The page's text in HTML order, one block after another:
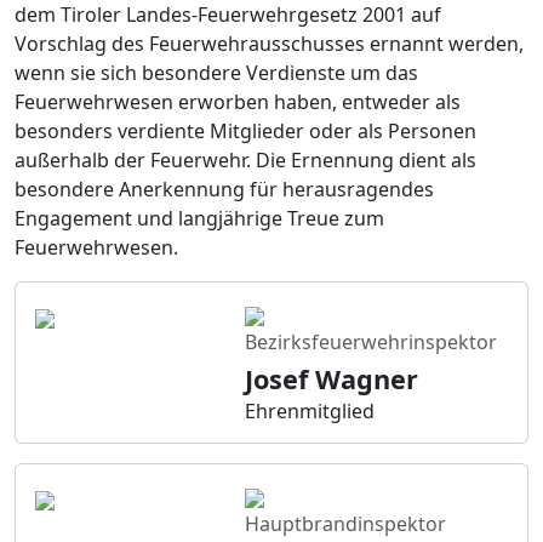
dem Tiroler Landes-Feuerwehrgesetz 2001 auf
Vorschlag des Feuerwehrausschusses ernannt werden,
wenn sie sich besondere Verdienste um das
Feuerwehrwesen erworben haben, entweder als
besonders verdiente Mitglieder oder als Personen
außerhalb der Feuerwehr. Die Ernennung dient als
besondere Anerkennung für herausragendes
Engagement und langjährige Treue zum
Feuerwehrwesen.
Bezirksfeuerwehrinspektor
Josef Wagner
Ehrenmitglied
Hauptbrandinspektor